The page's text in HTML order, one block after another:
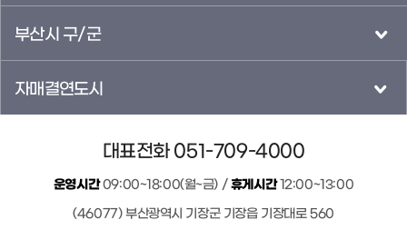
부산시 구/군
자매결연도시
대표전화 051-709-4000
운영시간09:00~18:00(월~금) /휴게시간12:00~13:00
(46077) 부산광역시 기장군 기장읍 기장대로 560